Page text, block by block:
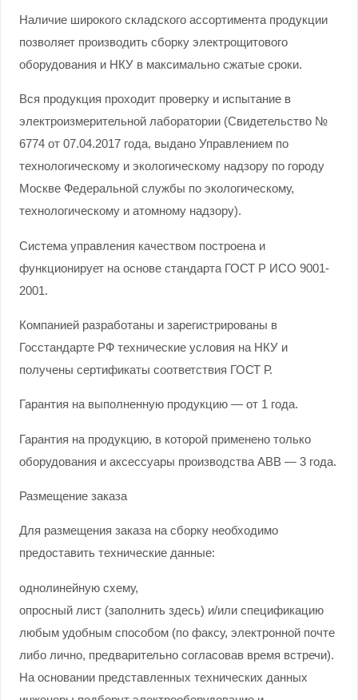
Наличие широкого складского ассортимента продукции
позволяет производить сборку электрощитового
оборудования и НКУ в максимально сжатые сроки.
Вся продукция проходит проверку и испытание в
электроизмерительной лаборатории (Свидетельство №
6774 от 07.04.2017 года, выдано Управлением по
технологическому и экологическому надзору по городу
Москве Федеральной службы по экологическому,
технологическому и атомному надзору).
Система управления качеством построена и
функционирует на основе стандарта ГОСТ Р ИСО 9001-
2001.
Компанией разработаны и зарегистрированы в
Госстандарте РФ технические условия на НКУ и
получены сертификаты соответствия ГОСТ Р.
Гарантия на выполненную продукцию — от 1 года.
Гарантия на продукцию, в которой применено только
оборудования и аксессуары производства АВВ — 3 года.
Размещение заказа
Для размещения заказа на сборку необходимо
предоставить технические данные:
однолинейную схему,
опросный лист (заполнить здесь) и/или спецификацию
любым удобным способом (по факсу, электронной почте
либо лично, предварительно согласовав время встречи).
На основании представленных технических данных